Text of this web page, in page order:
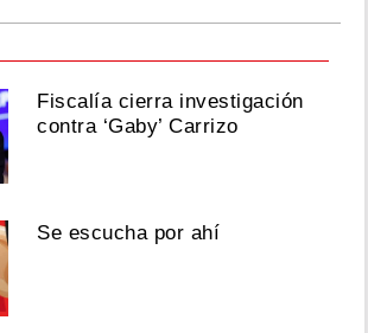
Fiscalía cierra investigación
contra ‘Gaby’ Carrizo
Se escucha por ahí